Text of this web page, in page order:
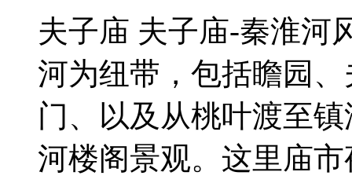
夫子庙 夫子庙-秦淮河
河为纽带，包括瞻园
门、以及从桃叶渡至
河楼阁景观。这里庙